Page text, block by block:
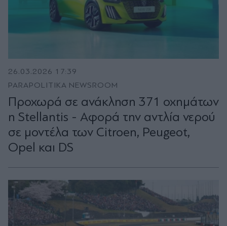
26.03.2026 17:39
PARAPOLITIKA NEWSROOM
Προχωρά σε ανάκληση 371 οχημάτων
η Stellantis - Αφορά την αντλία νερού
σε μοντέλα των Citroen, Peugeot,
Opel και DS